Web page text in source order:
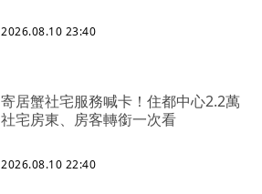
2026.08.10 23:40
寄居蟹社宅服務喊卡！住都中心2.2萬
社宅房東、房客轉銜一次看
2026.08.10 22:40